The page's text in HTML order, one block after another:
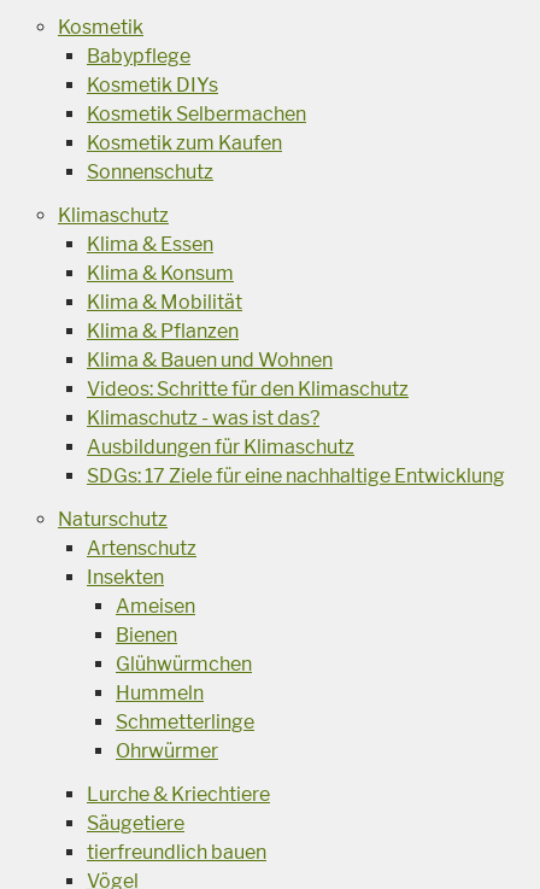
Kosmetik
Babypflege
Kosmetik DIYs
Kosmetik Selbermachen
Kosmetik zum Kaufen
Sonnenschutz
Klimaschutz
Klima & Essen
Klima & Konsum
Klima & Mobilität
Klima & Pflanzen
Klima & Bauen und Wohnen
Videos: Schritte für den Klimaschutz
Klimaschutz - was ist das?
Ausbildungen für Klimaschutz
SDGs: 17 Ziele für eine nachhaltige Entwicklung
Naturschutz
Artenschutz
Insekten
Ameisen
Bienen
Glühwürmchen
Hummeln
Schmetterlinge
Ohrwürmer
Lurche & Kriechtiere
Säugetiere
tierfreundlich bauen
Vögel